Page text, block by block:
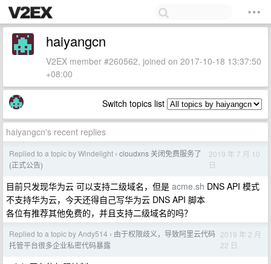
haiyangcn
V2EX member #260562, joined on 2017-10-18 13:37:50
+08:00
Switch topics list
haiyangcn's recent replies
Replied to a topic by Windelight › cloudxns 关闭免费服务了
(正式公告)
2019 年 7 月 10
日
目前只发现华为云 可以支持二级域名，但是 acme.sh DNS API 模式
不支持华为云，今天还得自己写华为云 DNS API 脚本
各位有推荐其他免费的，并且支持二级域名的吗？
Replied to a topic by Andy514 › 由于权限歧义，导致阿里云代码
托管平台很多企业私密代码暴露
2019 年 2 月
22 日